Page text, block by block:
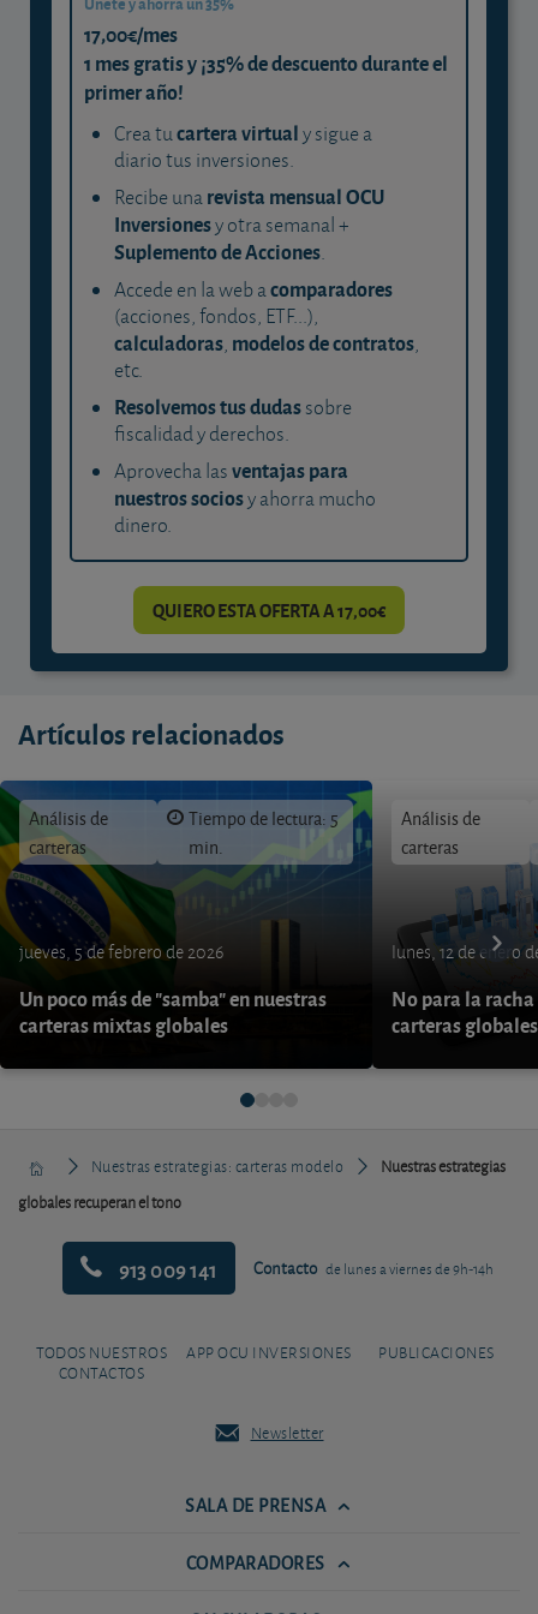
17,00€/mes
1 mes gratis y ¡35% de descuento durante el
primer año!
Crea tucartera virtualy sigue a
diario tus inversiones.
Recibe unarevista mensual OCU
Inversionesy otra semanal +
Suplemento de Acciones.
Accede en la web acomparadores
(acciones, fondos, ETF...),
calculadoras, modelos de contratos,
etc.
Resolvemos tus dudassobre
fiscalidad y derechos.
Aprovecha lasventajas para
nuestros sociosy ahorra mucho
dinero.
QUIERO ESTA OFERTA A 17,00€
Artículos relacionados
Análisis de
carteras
Tiempo de lectura: 5
min.
jueves, 5 de febrero de 2026
Un poco más de "samba" en nuestras
carteras mixtas globales
Análisis de
carteras
lunes, 12 de enero
No para la
carteras globales
Nuestras estrategias: carteras modelo
Nuestras estrategias
globales recuperan el tono
913 009 141 Contacto de lunes a viernes de 9h-14h
TODOS NUESTROS
CONTACTOS
APP OCU INVERSIONES PUBLICACIONES
Newsletter
SALA DE PRENSA
COMPARADORES